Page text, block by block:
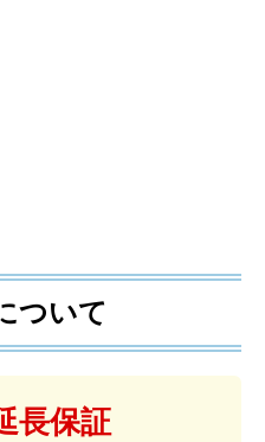
ついて
長保証